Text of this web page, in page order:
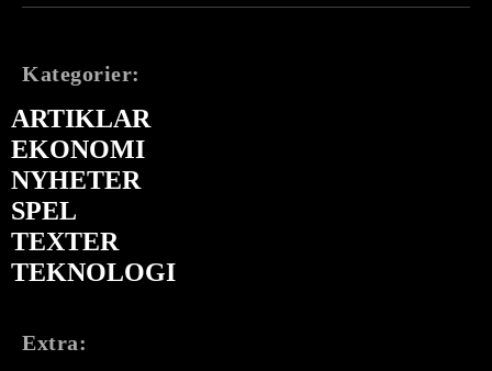
Kategorier:
ARTIKLAR
EKONOMI
NYHETER
SPEL
TEXTER
TEKNOLOGI
Extra: